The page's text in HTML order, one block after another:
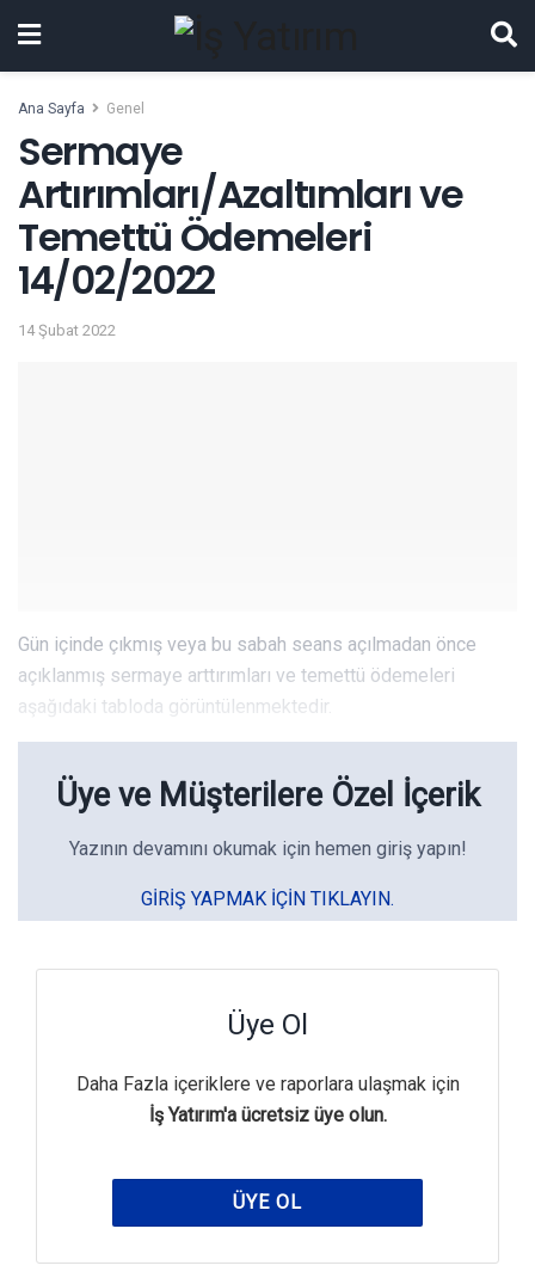
Ana Sayfa Genel
Sermaye
Artırımları/Azaltımları ve
Temettü Ödemeleri
14/02/2022
14 Şubat 2022
Gün içinde çıkmış veya bu sabah seans açılmadan önce
açıklanmış sermaye arttırımları ve temettü ödemeleri
aşağıdaki tabloda görüntülenmektedir.
Üye ve Müşterilere Özel İçerik
Yazının devamını okumak için hemen giriş yapın!
GIRIŞ YAPMAK IÇIN TIKLAYIN.
Üye Ol
Daha Fazla içeriklere ve raporlara ulaşmak için
İş Yatırım'a ücretsiz üye olun.
ÜYE OL